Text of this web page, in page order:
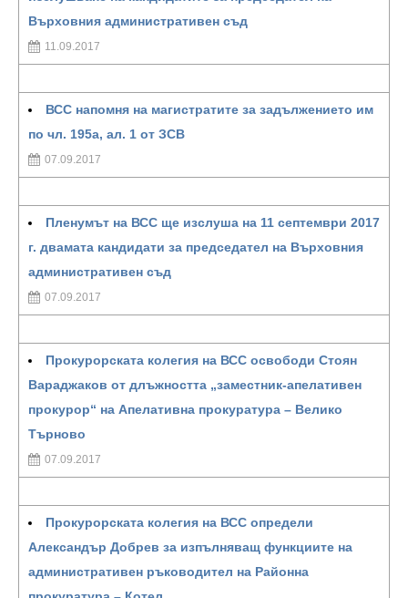
Върховния административен съд
11.09.2017
ВСС напомня на магистратите за задължението им
по чл. 195а, ал. 1 от ЗСВ
07.09.2017
Пленумът на ВСС ще изслуша на 11 септември 2017
г. двамата кандидати за председател на Върховния
административен съд
07.09.2017
Прокурорската колегия на ВСС освободи Стоян
Вараджаков от длъжността „заместник-апелативен
прокурор“ на Апелативна прокуратура – Велико
Търново
07.09.2017
Прокурорската колегия на ВСС определи
Александър Добрев за изпълняващ функциите на
административен ръководител на Районна